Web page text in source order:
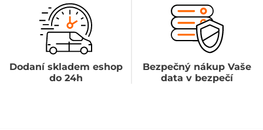
Dodaní skladem eshop
do 24h
Bezpečný nákup Vaše
data v bezpečí